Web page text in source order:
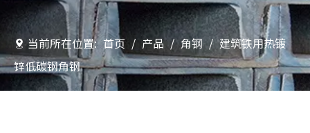
当前所在位置: 首页 / 产品 / 角钢 / 建筑铁用热镀
锌低碳钢角钢